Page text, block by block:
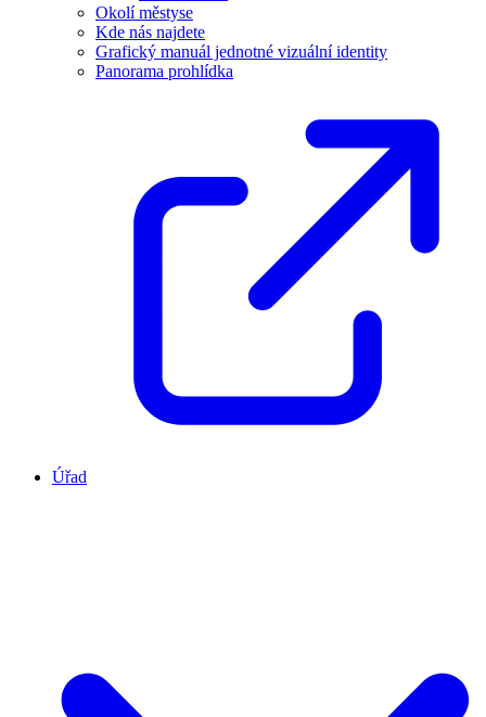
Okolí městyse
Kde nás najdete
Grafický manuál jednotné vizuální identity
Panorama prohlídka
Úřad